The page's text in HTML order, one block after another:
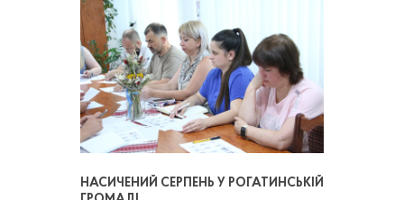
НАСИЧЕНИЙ СЕРПЕНЬ У РОГАТИНСЬКІЙ